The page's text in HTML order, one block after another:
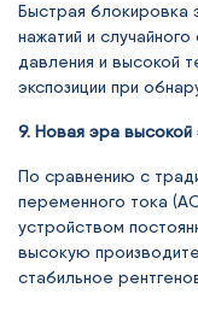
Быстрая блокировка
нажатий и
давления и высокой
экспозиции при
9. Новая эра
По сравнению с
переменного тока
устройством
высокую
стабильное